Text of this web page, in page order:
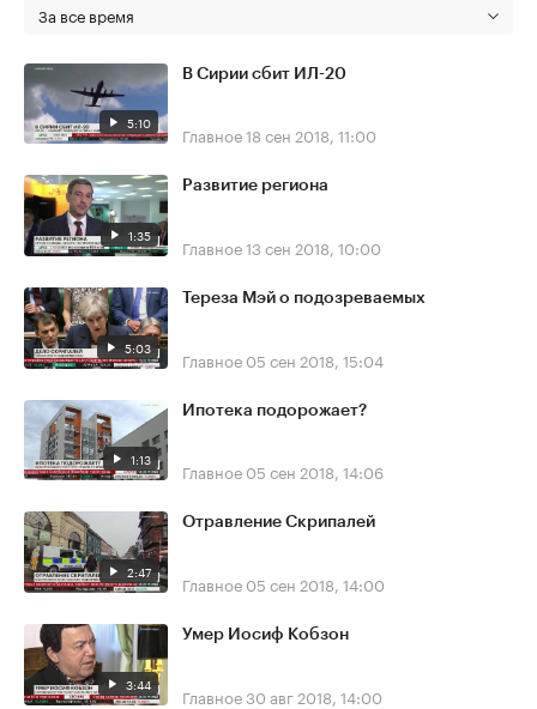
За все время
5:10
В Сирии сбит ИЛ-20
Главное18 сен 2018, 11:00
1:35
Развитие региона
Главное13 сен 2018, 10:00
5:03
Тереза Мэй о подозреваемых
Главное 05 сен 2018, 15:04
1:13
Ипотека подорожает?
Главное 05 сен 2018, 14:06
2:47
Отравление Скрипалей
Главное 05 сен 2018, 14:00
3:44
Умер Иосиф Кобзон
Главное30 авг 2018, 14:00